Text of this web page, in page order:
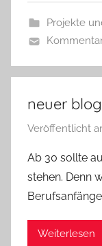
Projekte
neuer
Veröffentlicht
Ab 30 sollte
stehen. Denn
Weiterlesen